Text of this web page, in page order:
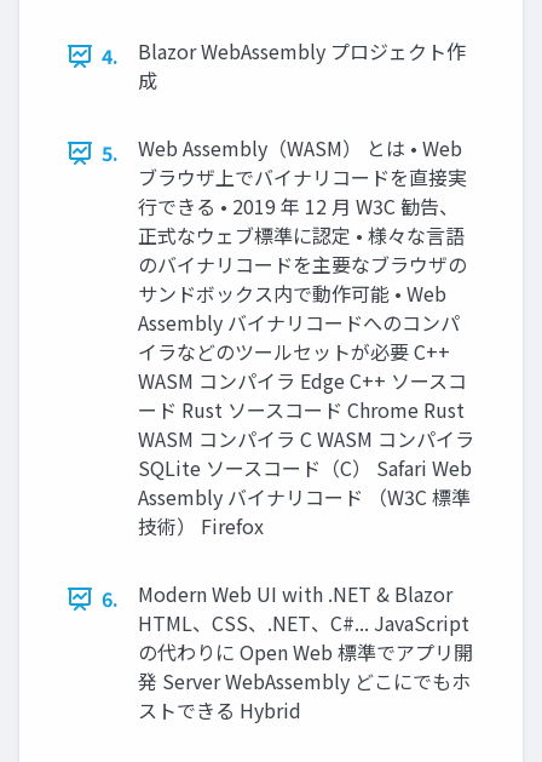
4.
Blazor WebAssembly プロジェクト作
成
5.
Web Assembly（WASM） とは • Web
ブラウザ上でバイナリコードを直接実
⾏できる • 2019 年 12 ⽉ W3C 勧告、
正式なウェブ標準に認定 • 様々な⾔語
のバイナリコードを主要なブラウザの
サンドボックス内で動作可能 • Web
Assembly バイナリコードへのコンパ
イラなどのツールセットが必要 C++
WASM コンパイラ Edge C++ ソースコ
ード Rust ソースコード Chrome Rust
WASM コンパイラ C WASM コンパイラ
SQLite ソースコード（C） Safari Web
Assembly バイナリコード （W3C 標準
技術） Firefox
6.
Modern Web UI with .NET & Blazor
HTML、CSS、.NET、C#... JavaScript
の代わりに Open Web 標準でアプリ開
発 Server WebAssembly どこにでもホ
ストできる Hybrid